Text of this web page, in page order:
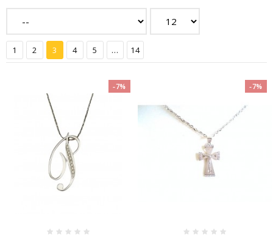
1 2 3 4 5 ... 14
-7% -7%